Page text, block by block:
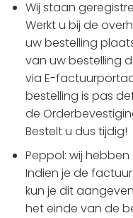
Wij staan
Werkt u bij de
uw bestelling
van uw bestelling
via E-
bestelling is pas
de
Bestelt u dus tijdig!
Peppol: wij
Indien je de
kun je dit
het einde van de